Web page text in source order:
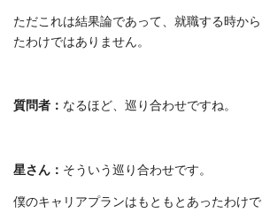
ただこれは結果論であって、就職する時か
たわけではありません。
質問者： なるほど、巡り合わせですね。
星さん： そういう巡り合わせです。
僕のキャリアプランはもともとあったわけ